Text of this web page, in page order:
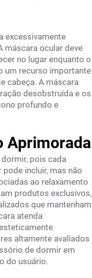
excessivamente
máscara ocular deve
no lugar enquanto o
um recurso importante
cabeça. A máscara
desobstruída e os
profundo e
Aprimorada
pois cada
incluir, mas não
ao relaxamento
produtos exclusivos,
que mantenham
atenda
altamente avaliados
de dormir em
do usuário.